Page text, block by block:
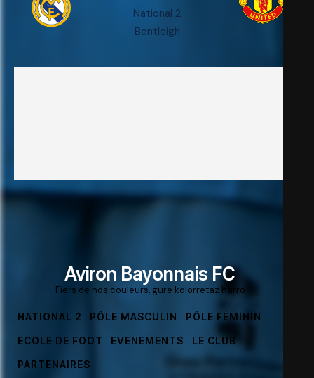
National 2
Bentleigh
Aviron Bayonnais FC
Fiers de nos couleurs, gure kolorretaz harro
NATIONAL 2 PÔLE MASCULIN PÔLE FÉMININ
ECOLE DE FOOT EVENEMENTS LE CLUB
PARTENAIRES